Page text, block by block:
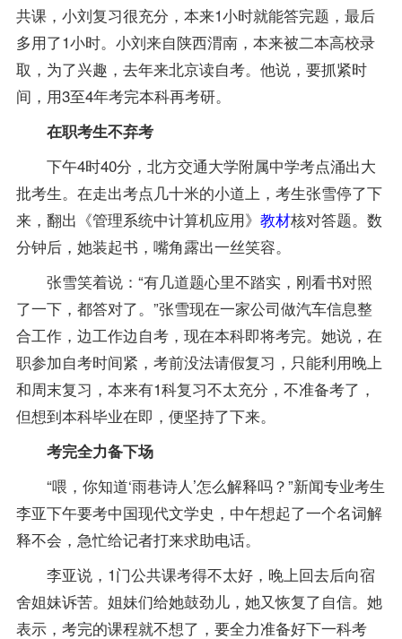
共课，小刘复习很充分，本来1小时就能答完题，最后
多用了1小时。小刘来自陕西渭南，本来被二本高校录
取，为了兴趣，去年来北京读自考。他说，要抓紧时
间，用3至4年考完本科再考研。
在职考生不弃考
下午4时40分，北方交通大学附属中学考点涌出大
批考生。在走出考点几十米的小道上，考生张雪停了下
来，翻出《管理系统中计算机应用》 教材核对答题。数
分钟后，她装起书，嘴角露出一丝笑容。
张雪笑着说：“有几道题心里不踏实，刚看书对照
了一下，都答对了。”张雪现在一家公司做汽车信息整
合工作，边工作边自考，现在本科即将考完。她说，在
职参加自考时间紧，考前没法请假复习，只能利用晚上
和周末复习，本来有1科复习不太充分，不准备考了，
但想到本科毕业在即，便坚持了下来。
考完全力备下场
“喂，你知道‘雨巷诗人’怎么解释吗？”新闻专业考生
李亚下午要考中国现代文学史，中午想起了一个名词解
释不会，急忙给记者打来求助电话。
李亚说，1门公共课考得不太好，晚上回去后向宿
舍姐妹诉苦。姐妹们给她鼓劲儿，她又恢复了自信。她
表示，考完的课程就不想了，要全力准备好下一科考